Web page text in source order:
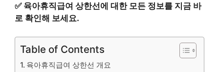
✅ 육아휴직급여 상한선에 대한 모든 정보를 지금 바
로 확인해 보세요.
Table of Contents
육아휴직급여 상한선 개요